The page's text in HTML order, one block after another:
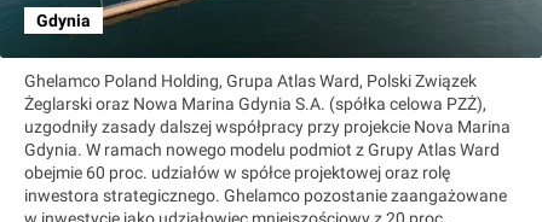
Gdynia
Ghelamco Poland Holding, Grupa Atlas Ward, Polski Związek
Żeglarski oraz Nowa Marina Gdynia S.A. (spółka celowa PZŻ),
uzgodniły zasady dalszej współpracy przy projekcie Nova Marina
Gdynia. W ramach nowego modelu podmiot z Grupy Atlas Ward
obejmie 60 proc. udziałów w spółce projektowej oraz rolę
inwestora strategicznego. Ghelamco pozostanie zaangażowane